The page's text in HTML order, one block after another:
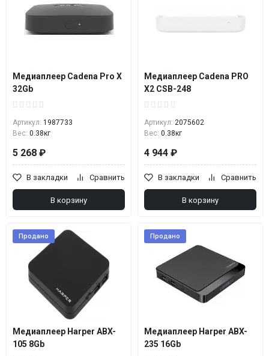
Медиаплеер Cadena Pro X
32Gb
Артикул: 1987733
Вес: 0.38кг
5 268 ₽
В закладки Сравнить
В корзину
Медиаплеер Cadena PRO
X2 CSB-248
Артикул: 2075602
Вес: 0.38кг
4 944 ₽
В закладки Сравнить
В корзину
Продано
Медиаплеер Harper ABX-
105 8Gb
Продано
Медиаплеер Harper ABX-
235 16Gb